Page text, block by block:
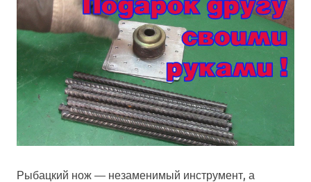
Рыбацкий нож — незаменимый инструмент, а